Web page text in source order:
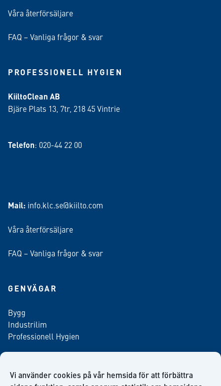
Vi använder cookies på vår hemsida för att förbättra
Våra återförsäljare
FAQ – Vanliga frågor & svar
PROFESSIONELL HYGIEN
KiiltoClean AB
Bjäre Plats 13, 7tr, 218 45 Vintrie
Telefon: 020-44 22 00
Mail: info.klc.se@kiilto.com
Våra återförsäljare
FAQ – Vanliga frågor & svar
GENVÄGAR
Bygg
Industrilim
Professionell Hygien
Anmäl dig till vårt nyhetsbrev